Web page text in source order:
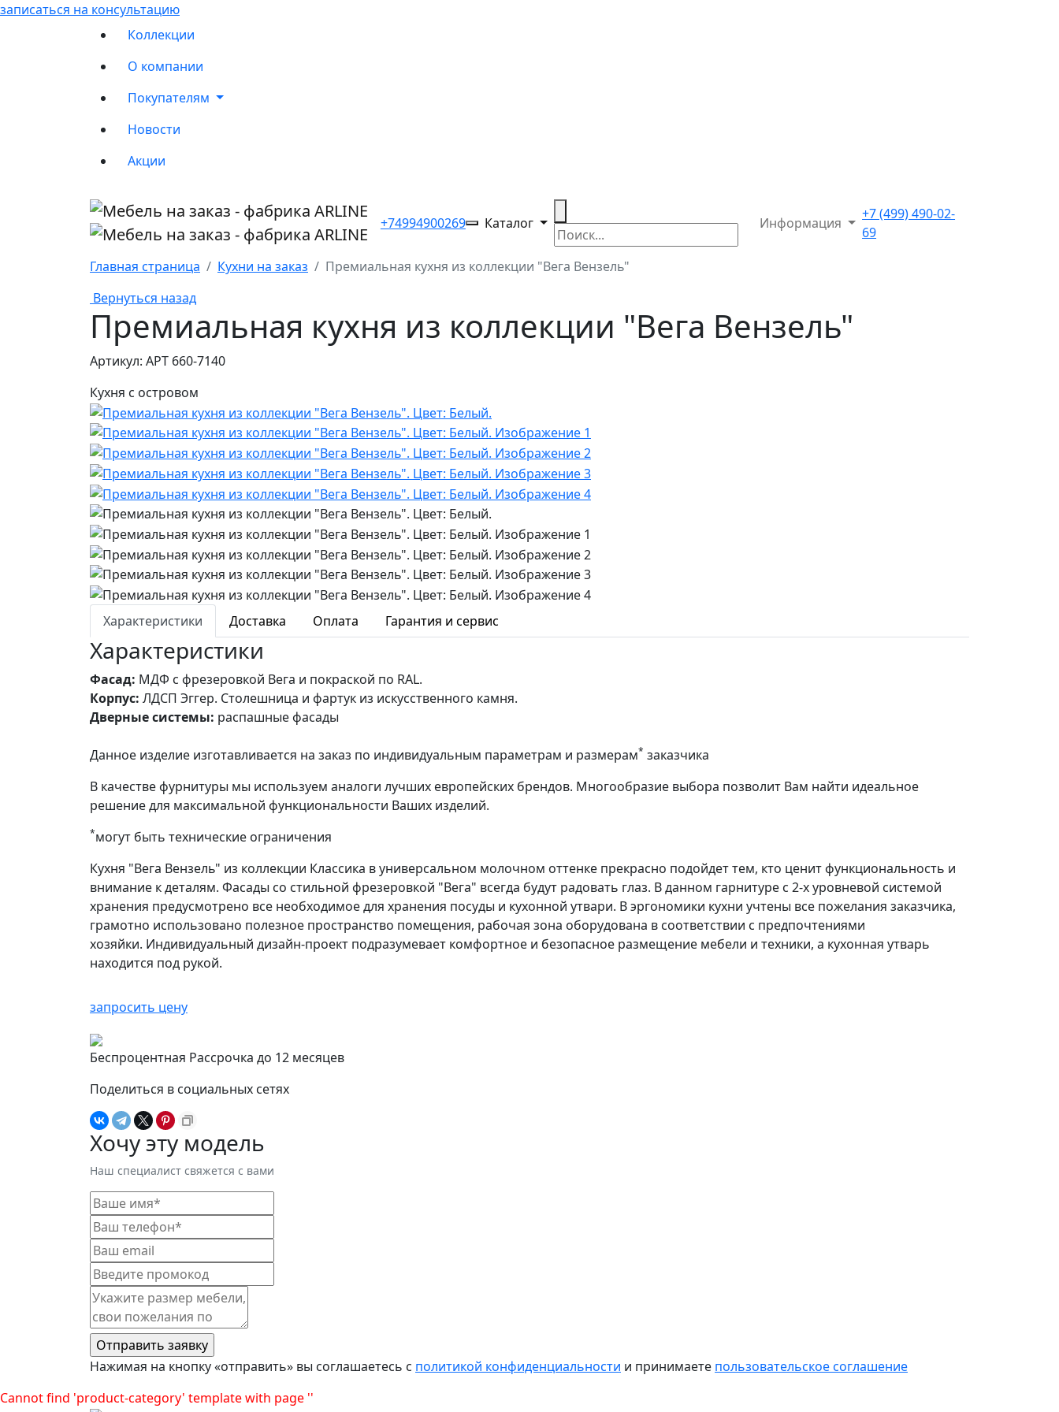
записаться на консультацию
Коллекции
О компании
Покупателям
Новости
Акции
+74994900269 Каталог Информация
+7 (499) 490-02-
69
Главная страница
Кухни на заказ
Премиальная кухня из коллекции "Вега Вензель"
Вернуться назад
Премиальная кухня из коллекции "Вега Вензель"
Артикул: АРТ 660-7140
Кухня с островом
Характеристики Доставка Оплата Гарантия и сервис
Характеристики
Фасад: МДФ с фрезеровкой Вега и покраской по RAL.
Корпус: ЛДСП Эггер. Столешница и фартук из искусственного камня.
Дверные системы: распашные фасады
Данное изделие изготавливается на заказ по индивидуальным параметрам и размерам* заказчика
В качестве фурнитуры мы используем аналоги лучших европейских брендов. Многообразие выбора позволит Вам найти идеальное
решение для максимальной функциональности Ваших изделий.
*могут быть технические ограничения
Кухня "Вега Вензель" из коллекции Классика в универсальном молочном оттенке прекрасно подойдет тем, кто ценит функциональность и
внимание к деталям. Фасады со стильной фрезеровкой "Вега" всегда будут радовать глаз. В данном гарнитуре с 2-х уровневой системой
хранения предусмотрено все необходимое для хранения посуды и кухонной утвари. В эргономики кухни учтены все пожелания заказчика,
грамотно использовано полезное пространство помещения, рабочая зона оборудована в соответствии с предпочтениями
хозяйки. Индивидуальный дизайн-проект подразумевает комфортное и безопасное размещение мебели и техники, а кухонная утварь
находится под рукой.
запросить цену
Беспроцентная Рассрочка до 12 месяцев
Поделиться в социальных сетях
Хочу эту модель
Наш специалист свяжется с вами
Нажимая на кнопку «отправить» вы соглашаетесь с политикой конфиденциальности и принимаете пользовательское соглашение
Cannot find 'product-category' template with page ''